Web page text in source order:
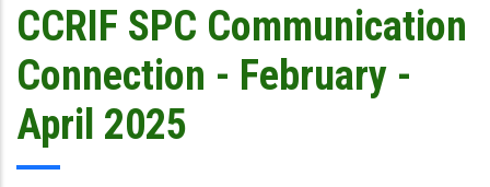
Excess
Rainfall
-
The
Bahamas
CCRIF SPC Communication
Connection - February -
April 2025